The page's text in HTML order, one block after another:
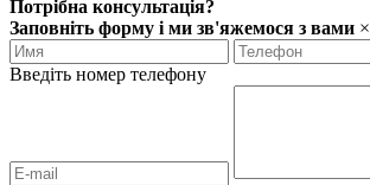
Потрібна консультація?
Заповніть форму і ми зв'яжемося з вами ×
Введіть номер телефону